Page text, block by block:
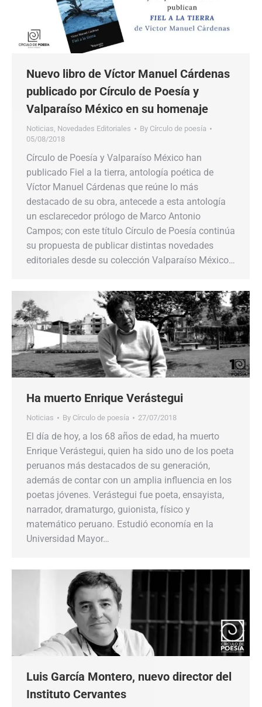
Nuevo libro de Víctor Manuel Cárdenas
publicado por Círculo de Poesía y
Valparaíso México en su homenaje
Noticias, Novedades Editoriales By Círculo de poesía
05/08/2018
Círculo de Poesía y Valparaíso México han
publicado Fiel a la tierra, antología poética de
Víctor Manuel Cárdenas que reúne lo más
destacado de su obra, antecede a esta antología
un esclarecedor prólogo de Marco Antonio
Campos; con este título Círculo de Poesía continúa
su propuesta de publicar distintas novedades
editoriales desde su colección Valparaíso México…
Ha muerto Enrique Verástegui
Noticias By Círculo de poesía 27/07/2018
El día de hoy, a los 68 años de edad, ha muerto
Enrique Verástegui, quien ha sido uno de los poeta
peruanos más destacados de su generación,
además de contar con un amplia influencia en los
poetas jóvenes. Verástegui fue poeta, ensayista,
narrador, dramaturgo, guionista, físico y
matemático peruano. Estudió economía en la
Universidad Mayor…
Luis García Montero, nuevo director del
Instituto Cervantes